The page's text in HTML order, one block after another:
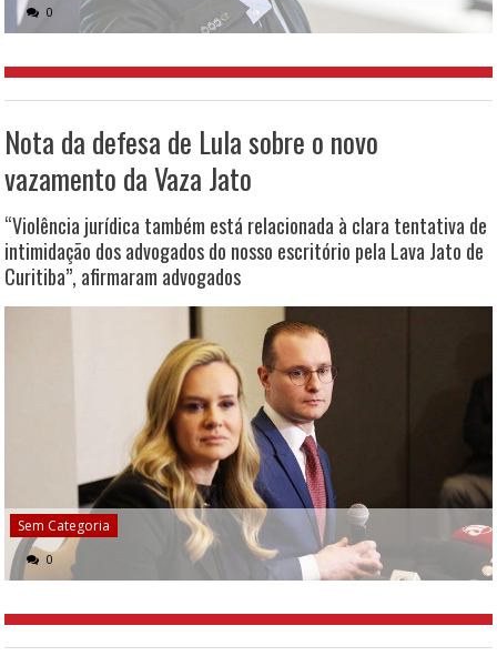
0
Nota da defesa de Lula sobre o novo
vazamento da Vaza Jato
“Violência jurídica também está relacionada à clara tentativa de
intimidação dos advogados do nosso escritório pela Lava Jato de
Curitiba”, afirmaram advogados
Sem Categoria
0